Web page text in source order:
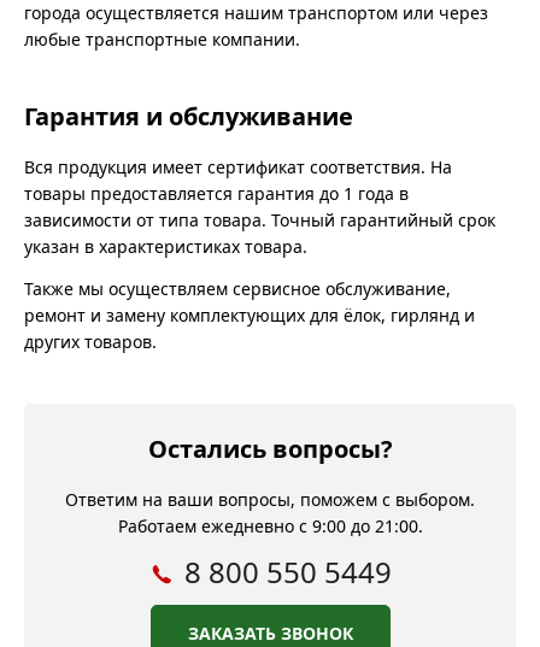
города осуществляется нашим транспортом или через
любые транспортные компании.
Гарантия и обслуживание
Вся продукция имеет сертификат соответствия. На
товары предоставляется гарантия до 1 года в
зависимости от типа товара. Точный гарантийный срок
указан в характеристиках товара.
Также мы осуществляем сервисное обслуживание,
ремонт и замену комплектующих для ёлок, гирлянд и
других товаров.
Остались вопросы?
Ответим на ваши вопросы, поможем с выбором.
Работаем ежедневно с 9:00 до 21:00.
8 800 550 5449
ЗАКАЗАТЬ ЗВОНОК